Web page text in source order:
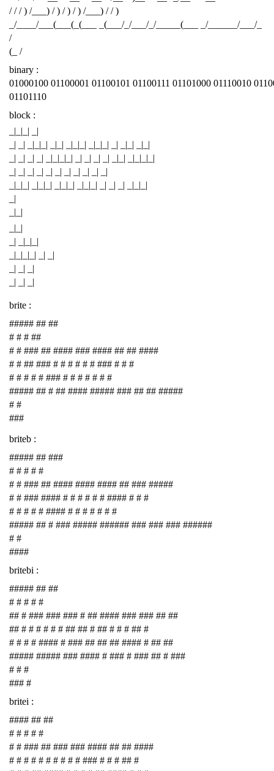
/ / / ) /___) / ) / ) / ) /___) / / )
_/____/___(___(_(___ _(___/_/___/_/_____(___ _/______/___/_
/
(_ /
binary :
01000100 01100001 01100101 01100111 01101000 01110010
01101110
block :
_|_|_| _|
_| _| _|_|_| _|_| _|_|_| _|_|_| _| _|_| _|_|
_| _| _| _| _|_|_|_| _| _| _| _| _|_| _|_|_|_|
_| _| _| _| _| _| _| _| _| _| _|
_|_|_| _|_|_| _|_|_| _|_|_| _| _| _| _|_|_|
_|
_|_|
_|_|
_| _|_|_|
_|_|_|_| _| _|
_| _| _|
_| _| _|
brite :
##### ## ##
# # # ##
# # ### ## #### ### #### ## ## ####
# # ## ### # # # # # # ### # # #
# # # # # ### # # # # # # #
##### ## # ## #### ##### ### ## ## #####
# #
###
briteb :
##### ## ###
# # # # #
# # ### ## #### #### #### ## ### #####
# # ### #### # # # # # # #### # # #
# # # # # #### # # # # # # #
##### ## # ### ##### ###### ### ### ### ######
# #
####
britebi :
##### ## ##
# # # # #
## # ### ### ### # ## #### ### ### ## ##
## # # # # # # ## ## # ## # # # ## #
# # # # #### # ### ## ## ## #### # ## ##
##### ##### ### #### # ### # ### ## # ###
# # #
### #
britei :
#### ## ##
# # # # #
# # ### ## ### ### #### ## ## ####
# # # # # # # # # # ### # # # ## #